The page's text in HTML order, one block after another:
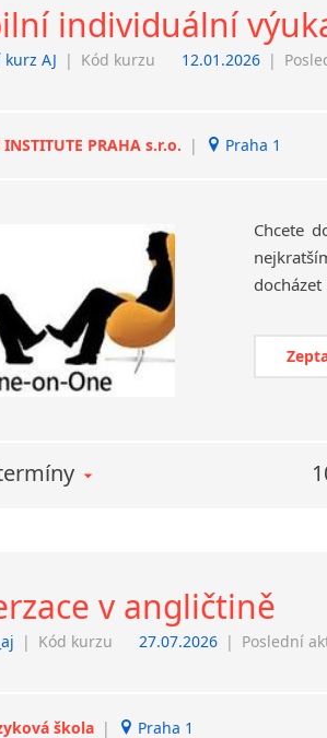
individuální
AJ | Kód kurzu 12.01.2026 |
PRAHA s.r.o. | Praha 1
Chcete
v angličtině
| Kód kurzu 27.07.2026 | Poslední
škola | Praha 1